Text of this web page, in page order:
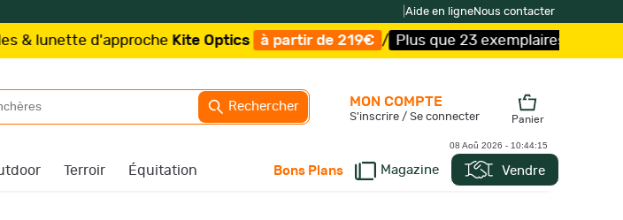
Aide en ligneNous contacter
Kite Optics à partir de 219€ / Plus que 23 exemplaires ! /Livraison offerte et
Rechercher
Terroir Équitation Bons Plans Magazine Vendre
MON COMPTE
S'inscrire / Se connecter Panier
08 Aoû 2026 - 10:44:17